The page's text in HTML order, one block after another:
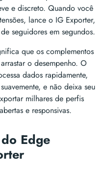
e discreto. Quando você
lance o IG Exporter,
seguidores em segundos.
que os complementos
o desempenho. O
dados rapidamente,
e não deixa seu
milhares de perfis
e responsivas.
Edge